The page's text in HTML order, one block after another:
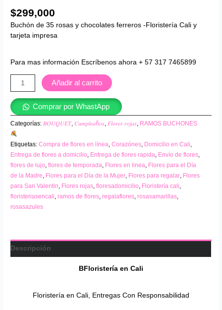
$299,000
Buchón de 35 rosas y chocolates ferreros -Floristería Cali y
tarjeta impresa
Para mas información Escríbenos ahora + 57 317 7465899
Añadir al carrito
Comprar por WhastApp
Categorías:𝐵𝑂𝑈𝑄𝑈𝐸𝑇, 𝐶𝑢𝑚𝑝𝑙𝑒𝑎ñ𝑜𝑠,𝐹𝑙𝑜𝑟𝑒𝑠 𝑟𝑜𝑗𝑎𝑠, RAMOS BUCHONES
Etiquetas:Compra de flores en línea,Corazónes, Domicilio en Cali,
Entrega de flores a domicilio, Entrega de flores rapida, Envío de flores,
flores de lujo,flores de temporada, Flores en linea, Flores para el Día
de la Madre, Flores para el Día de la Mujer, Flores para regalar, Flores
para San Valentin, Flores rojas,floresadomicilio, Floristería cali,
floristeriasencali,ramos de flores,regalaflores,rosasamarillas,
rosasazules
Descripción
BFloristería en Cali
Floristería en Cali, Entregas Con Responsabilidad